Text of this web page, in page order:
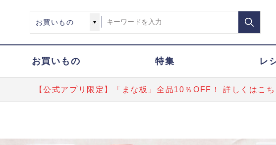
お買いもの 特集 レ
【公式アプリ限定】「まな板」全品10％OFF！ 詳しくはこ